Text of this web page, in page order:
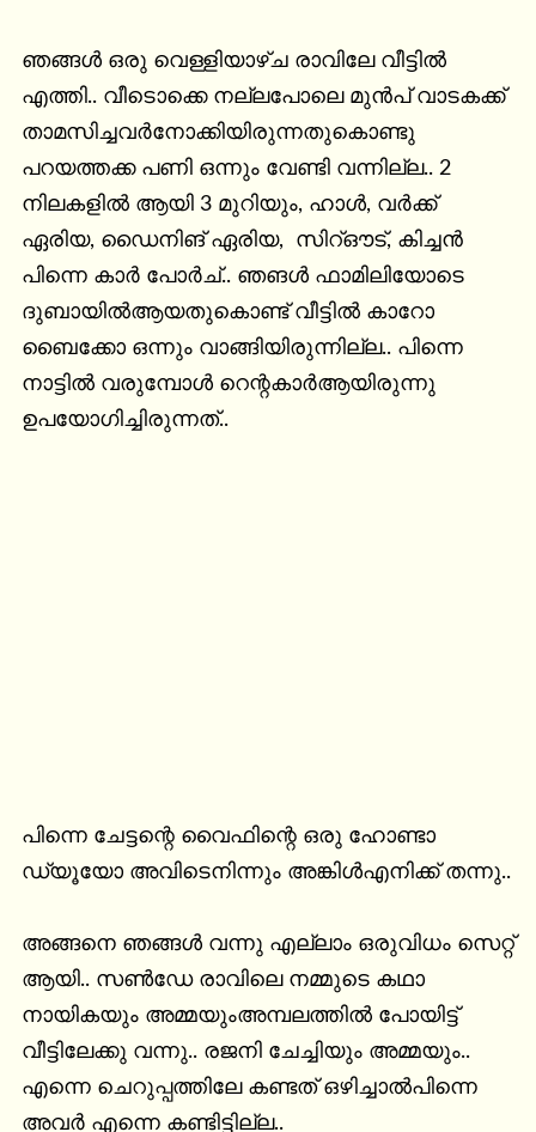
ഞങ്ങൾ ഒരു വെള്ളിയാഴ്ച രാവിലേ വീട്ടിൽ
എത്തി.. വീടൊക്കെ നല്ലപോലെ മുൻപ് വാടകക്ക്
താമസിച്ചവർനോക്കിയിരുന്നതുകൊണ്ടു
പറയത്തക്ക പണി ഒന്നും വേണ്ടി വന്നില്ല.. 2
നിലകളിൽ ആയി 3 മുറിയും, ഹാൾ, വർക്ക്
ഏരിയ, ഡൈനിങ് ഏരിയ,  സിറ്ഔട്, കിച്ചൻ
പിന്നെ കാർ പോർച്.. ഞങൾ ഫാമിലിയോടെ
ദുബായിൽആയതുകൊണ്ട് വീട്ടിൽ കാറോ
ബൈക്കോ ഒന്നും വാങ്ങിയിരുന്നില്ല.. പിന്നെ
നാട്ടിൽ വരുമ്പോൾ റെന്റകാർആയിരുന്നു
ഉപയോഗിച്ചിരുന്നത്..
പിന്നെ ചേട്ടന്റെ വൈഫിന്റെ ഒരു ഹോണ്ടാ
ഡ്യൂയോ അവിടെനിന്നും അങ്കിൾഎനിക്ക് തന്നു..
അങ്ങനെ ഞങ്ങൾ വന്നു എല്ലാം ഒരുവിധം സെറ്റ്
ആയി.. സൺ‌ഡേ രാവിലെ നമ്മുടെ കഥാ
നായികയും അമ്മയുംഅമ്പലത്തിൽ പോയിട്ട്
വീട്ടിലേക്കു വന്നു.. രജനി ചേച്ചിയും അമ്മയും..
എന്നെ ചെറുപ്പത്തിലേ കണ്ടത് ഒഴിച്ചാൽപിന്നെ
അവർ എന്നെ കണ്ടിട്ടില്ല..